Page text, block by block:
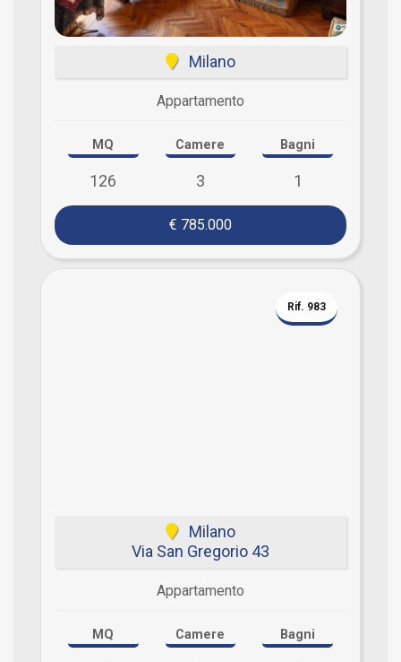
Milano
Appartamento
MQ
126
Camere
3
Bagni
1
€ 785.000
Rif. 983
Milano
Via San Gregorio 43
Appartamento
MQ Camere Bagni